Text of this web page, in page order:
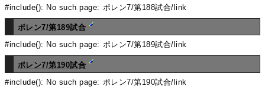
#include(): No such page: ポレン7/第188試合/link
ポレン7/第189試合
#include(): No such page: ポレン7/第189試合/link
ポレン7/第190試合
#include(): No such page: ポレン7/第190試合/link